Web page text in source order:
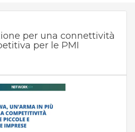
per una connettività
per le PMI